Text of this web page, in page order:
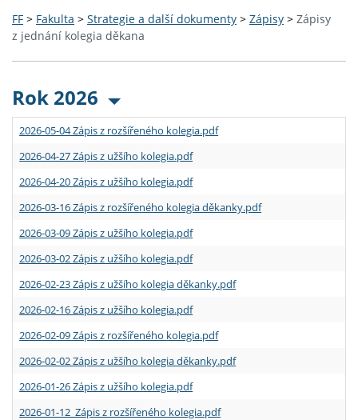
FF > Fakulta > Strategie a další dokumenty > Zápisy > Zápisy
z jednání kolegia děkana
Rok 2026
2026-05-04 Zápis z rozšířeného kolegia.pdf
2026-04-27 Zápis z užšího kolegia.pdf
2026-04-20 Zápis z užšího kolegia.pdf
2026-03-16 Zápis z rozšířeného kolegia děkanky.pdf
2026-03-09 Zápis z užšího kolegia.pdf
2026-03-02 Zápis z užšího kolegia.pdf
2026-02-23 Zápis z užšího kolegia děkanky.pdf
2026-02-16 Zápis z užšího kolegia.pdf
2026-02-09 Zápis z rozšířeného kolegia.pdf
2026-02-02 Zápis z užšího kolegia děkanky.pdf
2026-01-26 Zápis z užšího kolegia.pdf
2026-01-12 Zápis z rozšířeného kolegia.pdf